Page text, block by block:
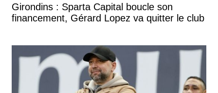
Girondins : Sparta Capital boucle son
financement, Gérard Lopez va quitter le club